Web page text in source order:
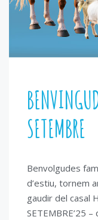
SETEMBRE
Benvolgudes
d’estiu, tornem
gaudir del casal
SETEMBRE’25